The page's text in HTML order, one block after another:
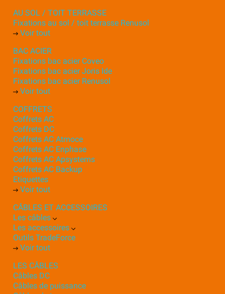
AU SOL / TOIT TERRASSE
Fixations au sol / toit terrasse Renusol
Voir tout
BAC ACIER
Fixations bac acier Coveo
Fixations bac acier Joris Ide
Fixations bac acier Renusol
Voir tout
COFFRETS
Coffrets AC
Coffrets DC
Coffrets AC Atmoce
Coffrets AC Enphase
Coffrets AC Apsystems
Coffrets AC Backup
Etiquettes
Voir tout
CÂBLES ET ACCESSOIRES
Les câbles
Les accessoires
Outils TradeForce
Voir tout
LES CÂBLES
Câbles DC
Câbles de puissance